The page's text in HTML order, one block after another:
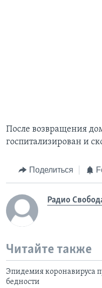
После возвращения
госпитализирован и
Поделиться
Радио
Читайте также
Эпидемия коронавируса
бедности